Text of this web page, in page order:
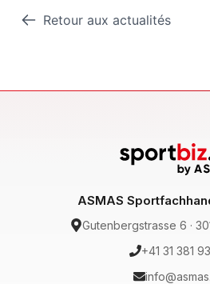
Retour aux actualités
ASMAS
Gutenbergstrasse 6 ·
+41 31 381